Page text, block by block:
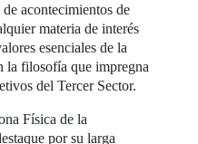
acontecimientos de
materia de interés
esenciales de la
la filosofía que impregna
del Tercer Sector.
Física de la
por su larga